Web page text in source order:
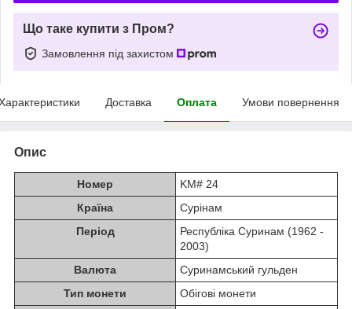
Що таке купити з Пром?
Замовлення під захистом
Доставка Оплата Умови повернення
Опис
Номер
KM# 24
Країна
Сурінам
Період
Республіка Суринам (1962 -
2003)
Валюта
Суринамський гульден
Тип монети
Обігові монети